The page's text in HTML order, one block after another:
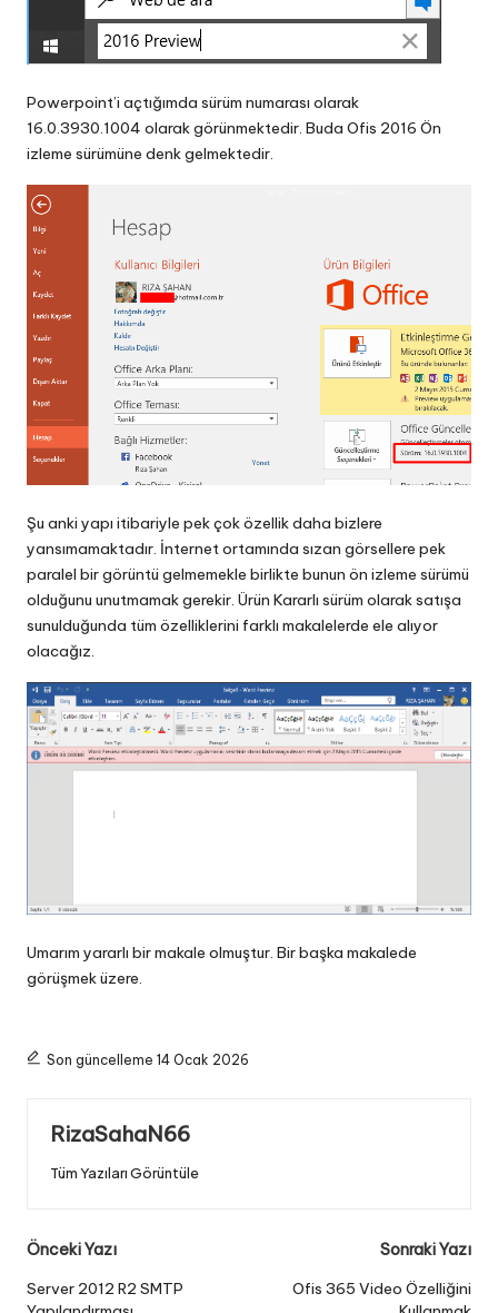
Powerpoint’i açtığımda sürüm numarası olarak
16.0.3930.1004 olarak görünmektedir. Buda Ofis 2016 Ön
izleme sürümüne denk gelmektedir.
Şu anki yapı itibariyle pek çok özellik daha bizlere
yansımamaktadır. İnternet ortamında sızan görsellere pek
paralel bir görüntü gelmemekle birlikte bunun ön izleme sürümü
olduğunu unutmamak gerekir. Ürün Kararlı sürüm olarak satışa
sunulduğunda tüm özelliklerini farklı makalelerde ele alıyor
olacağız.
Umarım yararlı bir makale olmuştur. Bir başka makalede
görüşmek üzere.
Son güncelleme 14 Ocak 2026
RizaSahaN66
Tüm Yazıları Görüntüle
Post
navigation
Önceki Yazı
Server 2012 R2 SMTP
Sonraki Yazı
Ofis 365 Video Özelliğini